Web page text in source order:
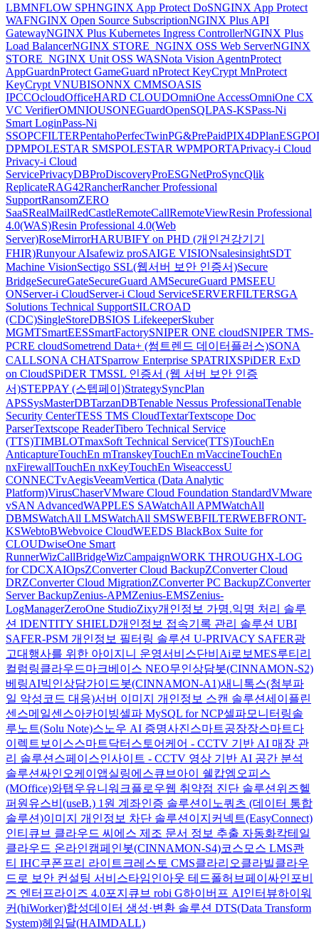
LBMNFLOW SPHNGINX App Protect DoSNGINX App Protect
WAFNGINX Open Source SubscriptionNGINX Plus API
GatewayNGINX Plus Kubernetes Ingress ControllerNGINX Plus
Load BalancerNGINX STORE_NGINX OSS Web ServerNGINX
STORE_NGINX Unit OSS WASNota Vision AgentnProtect
AppGuardnProtect GameGuard nProtect KeyCrypt MnProtect
KeyCrypt VNUBISONNX CMMSOASIS
IPCCOcloudOfficeHARD CLOUDOmniOne AccessOmniOne CX
VC VerifierOMNIOUSONEGuardOpenSQLPAS-KSPass-Ni
Smart LoginPass-Ni
SSOPCFILTERPentahoPerfecTwinPG&PrePaidPIX4DPlanESG
DPMPOLESTAR SMSPOLESTAR WPMPORTAPrivacy-i Cloud
Privacy-i Cloud
ServicePrivacyDBProDiscoveryProESGNetProSyncQlik
ReplicateRAG42RancherRancher Professional
SupportRansomZERO
SaaSRealMailRedCastleRemoteCallRemoteViewResin Professional
4.0(WAS)Resin Professional 4.0(Web
Server)RoseMirrorHARUBIFY on PHD (개인건강기기
FHIR)Runyour AIsafewiz proSAIGE VISIONsalesinsightSDT
Machine VisionSectigo SSL(웹서버 보안 인증서)Secure
BridgeSecureGateSecureGuard AMSecureGuard PMSEEU
ONServer-i CloudServer-i Cloud ServiceSERVERFILTERSGA
Solutions Technical SupportSILCROAD
(CDC)SingleStoreDBSIOS LifekeeperSkuber
MGMTSmartEESSmartFactorySNIPER ONE cloudSNIPER TMS-
PCRE cloudSometrend Data+ (썸트렌드 데이터플러스)SONA
CALLSONA CHATSparrow Enterprise SPATRIXSPiDER ExD
on CloudSPiDER TMSSL 인증서 (웹 서버 보안 인증
서)STEPPAY (스텝페이)StrategySyncPlan
APSSysMasterDBTarzanDBTenable Nessus ProfessionalTenable
Security CenterTESS TMS CloudTextarTextscope Doc
ParserTextscope ReaderTibero Technical Service
(TTS)TIMBLOTmaxSoft Technical Service(TTS)TouchEn
AnticaptureTouchEn mTranskeyTouchEn mVaccineTouchEn
nxFirewallTouchEn nxKeyTouchEn WiseaccessU
CONNECTvAegisVeeamVertica (Data Analytic
Platform)VirusChaserVMware Cloud Foundation StandardVMware
vSAN AdvancedWAPPLES SAWatchAll APMWatchAll
DBMSWatchAll LMSWatchAll SMSWEBFILTERWEBFRONT-
KSWebtoBWebvoice CloudWEEDS BlackBox Suite for
CLOUDwiseOne Smart
RunnerWizCallBridgeWizCampaignWORK THROUGHX-LOG
for CDCXAIOpsZConverter Cloud BackupZConverter Cloud
DRZConverter Cloud MigrationZConverter PC BackupZConverter
Server BackupZenius-APMZenius-EMSZenius-
LogManagerZeroOne StudioZixy개인정보 가명.익명 처리 솔루
션 IDENTITY SHIELD개인정보 접속기록 관리 솔루션 UBI
SAFER-PSM 개인정보 필터링 솔루션 U-PRIVACY SAFER광
고대행사를 위한 아이지니 운영서비스단비Ai로보MES루티 리
컬럼링클라우드마크베이스 NEO무인상담봇(CINNAMON-S2)
베링AI빅인상담가이드봇(CINNAMON-A1)새니톡스(첨부파
일 악성코드 대응)서버 이미지 개인정보 스캔 솔루션세이플린
센스메일센스아카이빙셀파 MySQL for NCP셀파모니터링솔
루노트(Solu Note)스노우 AI 증명사진스마트공장장스마트다
이렉트보이스스마트닥터 스토어케어 - CCTV 기반 AI 매장 관
리 솔루션 스페이스인사이트 - CCTV 영상 기반 AI 공간 분석
솔루션싸인오케이 앱실링에스큐브아이 쉘캅엠오피스
(MOffice)와탭우유니 워크플로우웹 취약점 진단 솔루션 위즈헬
퍼원 유스비(useB.) 1원 계좌인증 솔루션 이노쿼츠 (데이터 통합
솔루션)이미지 개인정보 차단 솔루션 이지커넥트(EasyConnect)
인티큐브 클라우드 씨에스 제조 문서 정보 추출 자동화칵테일
클라우드 온라인캠페인봇(CINNAMON-S4)코스모스 LMS콴
티 IHC쿠폰프리 라이트 크레스토 CMS클라리오클라빌클라우
드로 보안 컨설팅 서비스타임인아웃 테드폴허브페이싸인 포비
즈 엔터프라이즈 4.0포지큐브 robi G하이버프 AI인터뷰하이워
커(hiWorker)합성데이터 생성·변환 솔루션 DTS(Data Transform
System)헤임달(HAIMDALL)